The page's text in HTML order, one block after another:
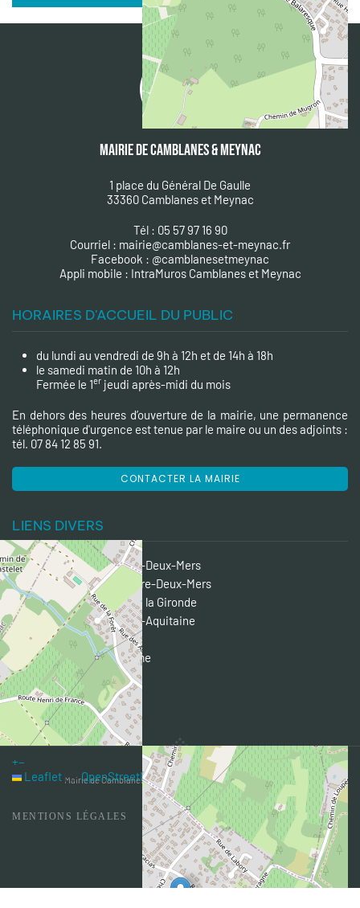
+−
Leaflet |©OpenStreetMap
MAIRIE DE CAMBLANES & MEYNAC
1 place du Général De Gaulle
33360 Camblanes et Meynac
Tél : 05 57 97 16 90
Courriel : mairie@camblanes-et-meynac.fr
Facebook : @camblanesetmeynac
Appli mobile : IntraMuros Camblanes et Meynac
HORAIRES D'ACCUEIL DU PUBLIC
du lundi au vendredi de 9h à 12h et de 14h à 18h
le samedi matin de 10h à 12h
Fermée le 1er jeudi après-midi du mois
En dehors des heures d’ouverture de la mairie, une permanence
téléphonique d'urgence est tenue par le maire ou un des adjoints :
tél. 07 84 12 85 91.
CONTACTER LA MAIRIE
LIENS DIVERS
CDC des Portes de l'Entre-Deux-Mers
Pôle Territorial Coeur Entre-Deux-Mers
Conseil départemental de la Gironde
Conseil régional Nouvelle-Aquitaine
Préfecture de la Gironde
Entre-Deux-Mers Tourisme
Semoctom
Transgironde
Mairie de Camblanes et Meynac @ 2019 - Tous droits réservés
MENTIONS LÉGALES